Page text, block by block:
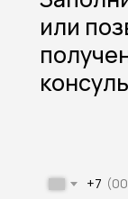
или
+7